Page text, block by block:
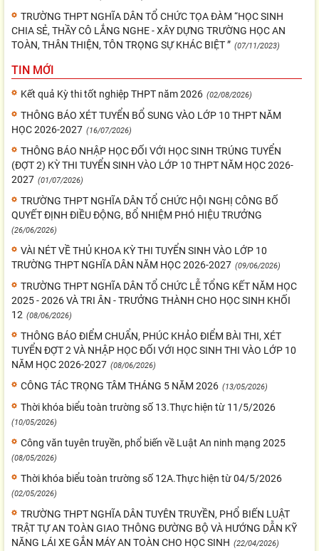
TRƯỜNG THPT NGHĨA DÂN TỔ CHỨC TỌA ĐÀM “HỌC SINH
CHIA SẺ, THẦY CÔ LẮNG NGHE - XÂY DỰNG TRƯỜNG HỌC AN
TOÀN, THÂN THIỆN, TÔN TRỌNG SỰ KHÁC BIỆT ” (07/11/2023)
TIN MỚI
Kết quả Kỳ thi tốt nghiệp THPT năm 2026 (02/08/2026)
THÔNG BÁO XÉT TUYỂN BỔ SUNG VÀO LỚP 10 THPT NĂM
HỌC 2026-2027 (16/07/2026)
THÔNG BÁO NHẬP HỌC ĐỐI VỚI HỌC SINH TRÚNG TUYỂN
(ĐỢT 2) KỲ THI TUYỂN SINH VÀO LỚP 10 THPT NĂM HỌC 2026-
2027 (01/07/2026)
TRƯỜNG THPT NGHĨA DÂN TỔ CHỨC HỘI NGHỊ CÔNG BỐ
QUYẾT ĐỊNH ĐIỀU ĐỘNG, BỔ NHIỆM PHÓ HIỆU TRƯỞNG
(26/06/2026)
VÀI NÉT VỀ THỦ KHOA KỲ THI TUYỂN SINH VÀO LỚP 10
TRƯỜNG THPT NGHĨA DÂN NĂM HỌC 2026-2027 (09/06/2026)
TRƯỜNG THPT NGHĨA DÂN TỔ CHỨC LỄ TỔNG KẾT NĂM HỌC
2025 - 2026 VÀ TRI ÂN - TRƯỞNG THÀNH CHO HỌC SINH KHỐI
12 (08/06/2026)
THÔNG BÁO ĐIỂM CHUẨN, PHÚC KHẢO ĐIỂM BÀI THI, XÉT
TUYỂN ĐỢT 2 VÀ NHẬP HỌC ĐỐI VỚI HỌC SINH THI VÀO LỚP 10
NĂM HỌC 2026-2027 (08/06/2026)
CÔNG TÁC TRỌNG TÂM THÁNG 5 NĂM 2026 (13/05/2026)
Thời khóa biểu toàn trường số 13.Thực hiện từ 11/5/2026
(10/05/2026)
Công văn tuyên truyền, phổ biến về Luật An ninh mạng 2025
(08/05/2026)
Thời khóa biểu toàn trường số 12A.Thực hiện từ 04/5/2026
(02/05/2026)
TRƯỜNG THPT NGHĨA DÂN TUYÊN TRUYỀN, PHỔ BIẾN LUẬT
TRẬT TỰ AN TOÀN GIAO THÔNG ĐƯỜNG BỘ VÀ HƯỚNG DẪN KỸ
NĂNG LÁI XE GẮN MÁY AN TOÀN CHO HỌC SINH (22/04/2026)